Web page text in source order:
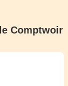
Comptwoir